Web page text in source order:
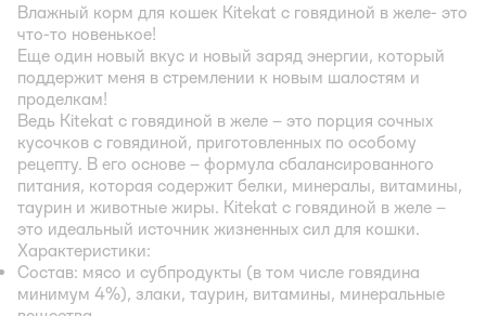
Влажный корм для кошек Kitekat с говядиной в желе- это
что-то новенькое!
Еще один новый вкус и новый заряд энергии, который
поддержит меня в стремлении к новым шалостям и
проделкам!
Ведь Kitekat с говядиной в желе – это порция сочных
кусочков с говядиной, приготовленных по особому
рецепту. В его основе – формула сбалансированного
питания, которая содержит белки, минералы, витамины,
таурин и животные жиры. Kitekat с говядиной в желе –
это идеальный источник жизненных сил для кошки.
Характеристики:
Состав: мясо и субпродукты (в том числе говядина
минимум 4%), злаки, таурин, витамины, минеральные